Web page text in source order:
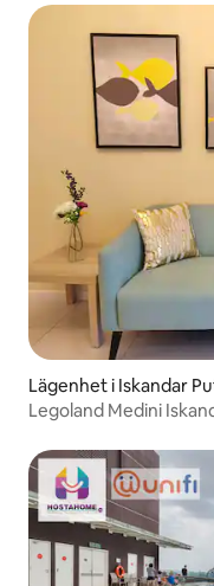
Lägenhet i Iskandar
Legoland Medini